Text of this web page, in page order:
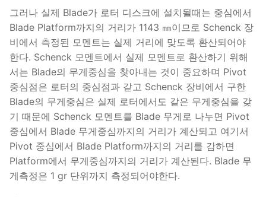
그러나 실제 Blade가 로터 디스크에 설치될때는 중심에서
Blade Platform까지의 거리가 1143 ㎜이므로 Schenck 장
비에서 측정된 모멘트는 실제 거리에 맞도록 환산되어야
한다. Schenck 모멘트에서 실제 모멘트로 환산하기 위해
서는 Blade의 무게중심을 찾아내는 것이 중요하며 Pivot
중심점은 로터의 중심점과 같고 Schenck 장비에서 구한
Blade의 무게중심은 실제 로터에서도 같은 무게중심을 갖
기 때문에 Schenck 모멘트를 Blade 무게로 나누면 Pivot
중심에서 Blade 무게중심까지의 거리가 계산되고 여기서
Pivot 중심에서 Blade Platform까지의 거리를 감하면
Platform에서 무게중심까지의 거리가 계산된다. Blade 무
게측정은 1 gr 단위까지 측정되어야한다.